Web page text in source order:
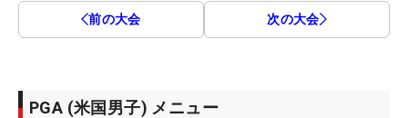
前の大会 次の大会
PGA (米国男子) メニュー